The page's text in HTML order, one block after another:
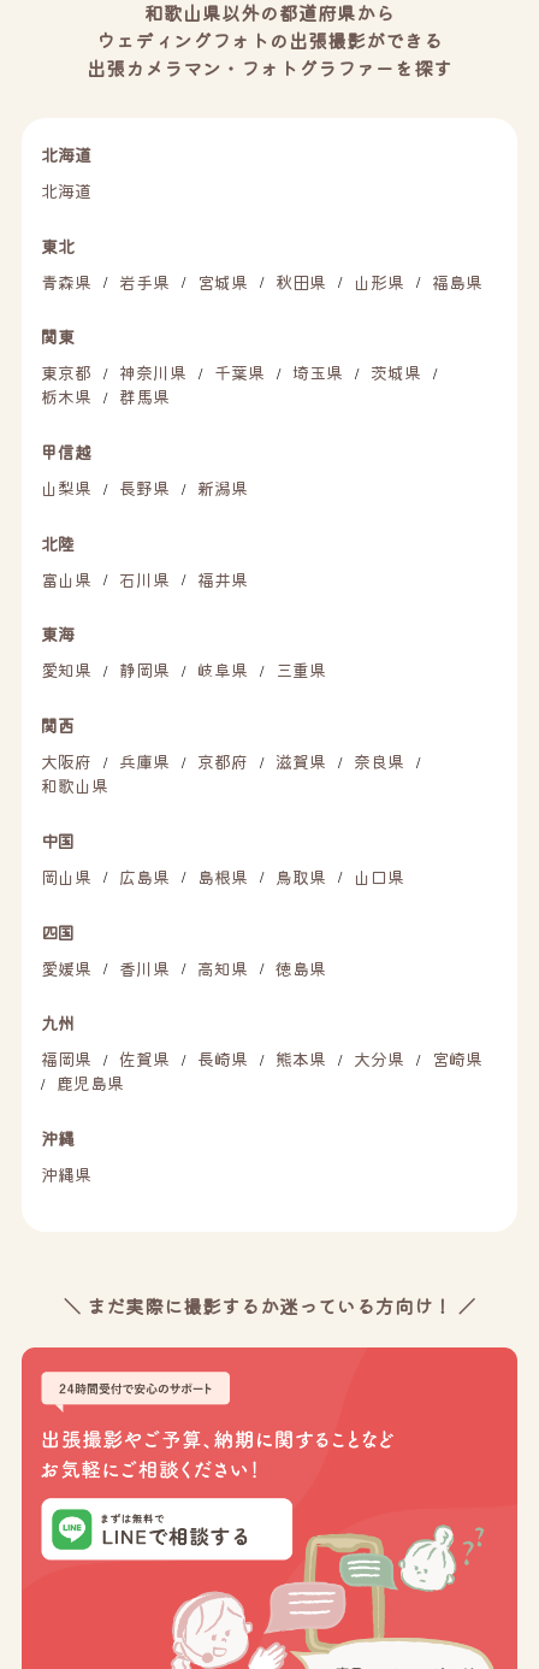
和歌山県以外の都道府県から
ウェディングフォトの出張撮影ができる
出張カメラマン・フォトグラファーを探す
北海道
北海道
東北
青森県
/ 岩手県 / 宮城県 / 秋田県 / 山形県 / 福島県
関東
東京都
/ 神奈川県 / 千葉県 / 埼玉県 / 茨城県 /
栃木県 / 群馬県
甲信越
山梨県
/ 長野県 / 新潟県
北陸
富山県
/ 石川県 / 福井県
東海
愛知県
/ 静岡県 / 岐阜県 / 三重県
関西
大阪府
/ 兵庫県 / 京都府 / 滋賀県 / 奈良県 /
和歌山県
中国
岡山県
/ 広島県 / 島根県 / 鳥取県 / 山口県
四国
愛媛県
/ 香川県 / 高知県 / 徳島県
九州
福岡県
/ 佐賀県 / 長崎県 / 熊本県 / 大分県 / 宮崎県
/ 鹿児島県
沖縄
沖縄県
＼ まだ実際に撮影するか迷っている方向け！ ／